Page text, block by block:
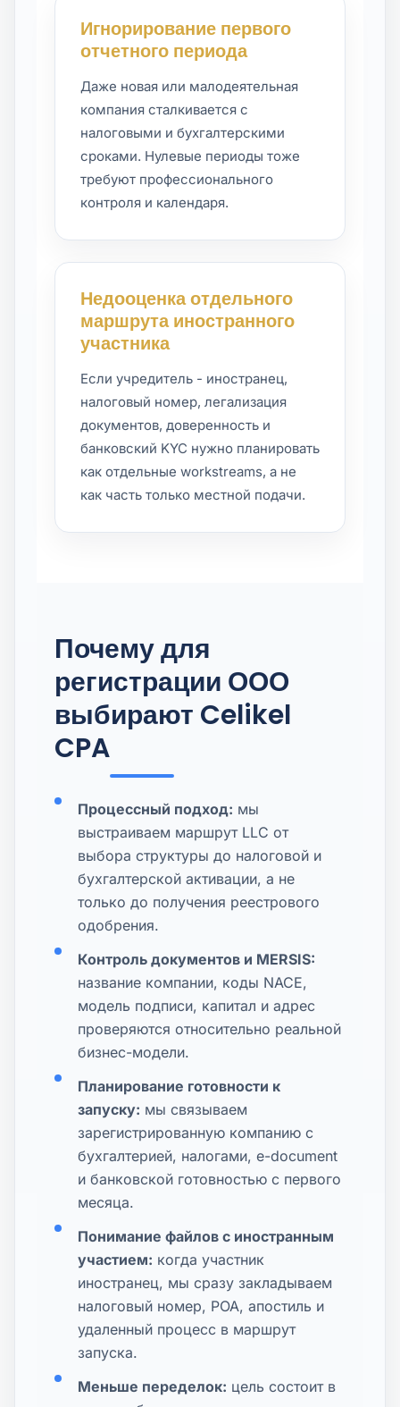
Игнорирование первого
отчетного периода
Даже новая или малодеятельная
компания сталкивается с
налоговыми и бухгалтерскими
сроками. Нулевые периоды тоже
требуют профессионального
контроля и календаря.
Недооценка отдельного
маршрута иностранного
участника
Если учредитель - иностранец,
налоговый номер, легализация
документов, доверенность и
банковский KYC нужно планировать
как отдельные workstreams, а не
как часть только местной подачи.
Почему для
регистрации ООО
выбирают Celikel
CPA
Процессный подход: мы
выстраиваем маршрут LLC от
выбора структуры до налоговой и
бухгалтерской активации, а не
только до получения реестрового
одобрения.
Контроль документов и MERSIS:
название компании, коды NACE,
модель подписи, капитал и адрес
проверяются относительно реальной
бизнес-модели.
Планирование готовности к
запуску: мы связываем
зарегистрированную компанию с
бухгалтерией, налогами, e-document
и банковской готовностью с первого
месяца.
Понимание файлов с иностранным
участием: когда участник
иностранец, мы сразу закладываем
налоговый номер, POA, апостиль и
удаленный процесс в маршрут
запуска.
Меньше переделок: цель состоит в